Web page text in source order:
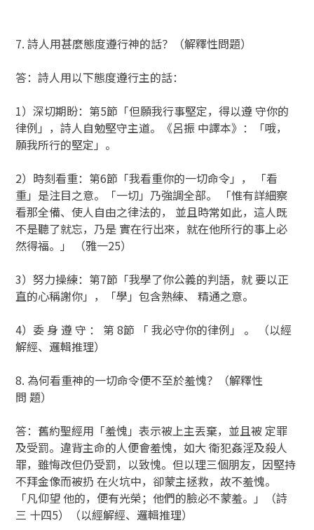
7. 詩人用甚麼態度遵行神的話？（解釋性問題）
答：詩人用以下態度遵行主的話：
1）深切期盼：第5節「但願我行事堅定，得以遵 守你的
律例」，詩人自勉堅守主道。《呂振 中譯本》：「哦，
願我所行的堅定」。
2）時刻看重：第6節「我看重你的一切命令」， 「看
重」是注目之意。「一切」乃強調全部。 「惟有詳細察
看那全備、使人自由之律法的， 並且時常如此，這人既
不是聽了就忘，乃是 實在行出來，就在他所行的事上必
然得福。」 （雅一25）
3）努力操練：第7節「我學了你公義的判語，就 要以正
直的心稱謝你」，「學」包含熟練、 精通之意。
4）委 身 遵 守 ： 第 8節 「 我必守你的律例」 。 （以經
解經、邏輯推理）
8. 為何看重神的一切命令便不至於羞愧？（解釋性
問 題）
答：舊約聖經用「羞愧」表示被上主丟棄，並且被 定罪
及受罰。違背主命的人便會羞愧，如大 衛犯姦淫及殺人
罪，雖悔改但仍受罰，以致愧。但以理三個朋友，因堅持
不拜金像而被扔 在火坑中，卻蒙主拯救，故不羞愧。
「凡仰望 他的，便有光榮；他們的臉必不蒙羞。」（詩
三 十四5）（以經解經、邏輯推理）